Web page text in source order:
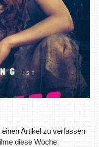
Artikel zu verfassen
diese Woche